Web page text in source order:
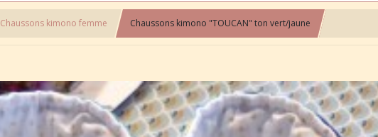
Chaussons kimono femme Chaussons kimono "TOUCAN" ton vert/jaune